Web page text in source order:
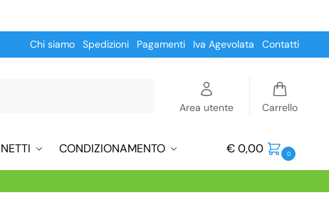
Chi siamo Spedizioni Pagamenti Iva Agevolata Contatti
Area utente Carrello
CONDIZIONAMENTO €0,00 0